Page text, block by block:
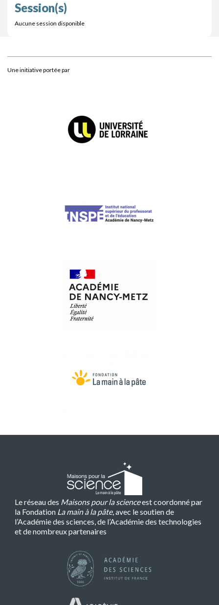
Session(s)
Aucune session disponible
Une initiative portée par
Le réseau des Maisons pour la scienceest coordonné par
la Fondation La main à la pâte, avec le soutien de
l’Académie des sciences, de l’Académie des technologies
et de nombreux partenaires